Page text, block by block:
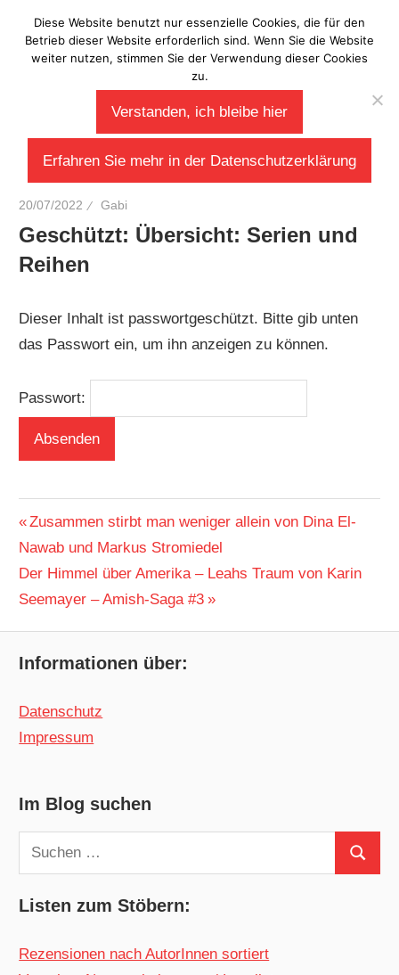
Inhalt
springen
Laberladen
20/07/2022 Gabi
Geschützt: Übersicht: Serien und
Reihen
Dieser Inhalt ist passwortgeschützt. Bitte gib unten
das Passwort ein, um ihn anzeigen zu können.
Passwort:
BUCHIGES
Beitragsnavigation
Vorheriger
Beitrag:
Zusammen stirbt man weniger allein von Dina El-
Nawab und Markus Stromiedel
Nächster
Beitrag:
Der Himmel über Amerika – Leahs Traum von Karin
Seemayer – Amish-Saga #3
Informationen über:
Datenschutz
Impressum
Im Blog suchen
Suchen
nach:
Suchen
Listen zum Stöbern:
Rezensionen nach AutorInnen sortiert
Diese Website benutzt nur essenzielle Cookies, die für den
Betrieb dieser Website erforderlich sind. Wenn Sie die Website
weiter nutzen, stimmen Sie der Verwendung dieser Cookies
zu.
Verstanden, ich bleibe hier
Erfahren Sie mehr in der Datenschutzerklärung